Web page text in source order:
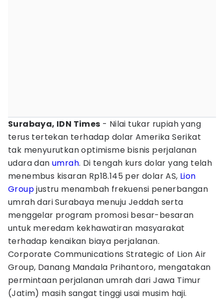
Surabaya, IDN Times - Nilai tukar rupiah yang
terus tertekan terhadap dolar Amerika Serikat
tak menyurutkan optimisme bisnis perjalanan
udara danumrah. Di tengah kurs dolar yang telah
menembus kisaran Rp18.145 per dolar AS, Lion
Groupjustru menambah frekuensi penerbangan
umrah dari Surabaya menuju Jeddah serta
menggelar program promosi besar-besaran
untuk meredam kekhawatiran masyarakat
terhadap kenaikan biaya perjalanan.
Corporate Communications Strategic of Lion Air
Group, Danang Mandala Prihantoro, mengatakan
permintaan perjalanan umrah dari Jawa Timur
(Jatim) masih sangat tinggi usai musim haji.